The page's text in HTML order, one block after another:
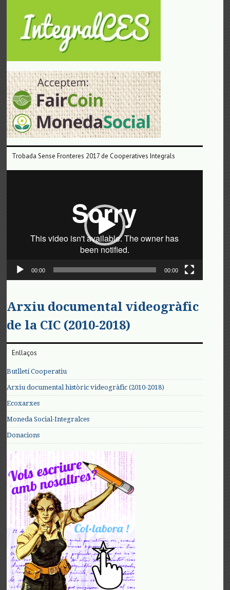
Trobada Sense Fronteres 2017 de Cooperatives Integrals
00:00 00:00
Arxiu documental videogràfic
de la CIC (2010-2018)
Enllaços
Butlletí Cooperatiu
Arxiu documental històric videogràfic (2010-2018)
Ecoxarxes
Moneda Social-Integralces
Donacions